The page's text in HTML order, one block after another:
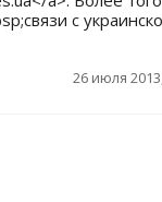
с
26 июля